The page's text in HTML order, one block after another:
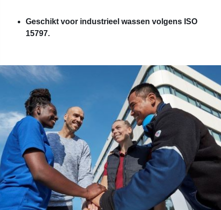
Geschikt voor industrieel wassen volgens ISO
15797.